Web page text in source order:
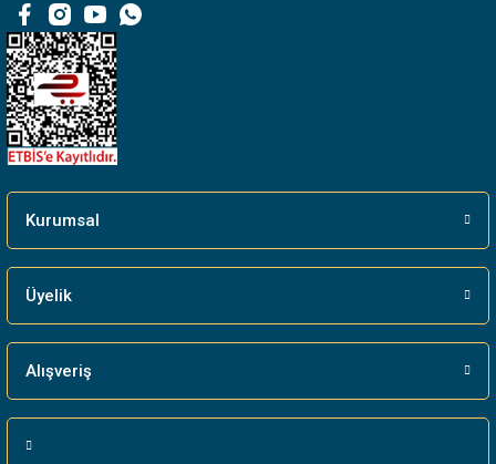
Bu ürüne benzer farklı alternatifler olmalı.
Kurumsal
Üyelik
Alışveriş